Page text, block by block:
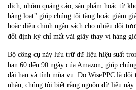
dịch, nhóm quảng cáo, sản phẩm hoặc từ
hàng loạt" giúp chúng tôi tăng hoặc giảm
hoặc điều chỉnh ngân sách cho nhiều đối
đổi định kỳ chỉ mất vài giây thay vì hàng
Bộ công cụ này lưu trữ dữ liệu hiệu suất
hạn 60 đến 90 ngày của Amazon, giúp
dài hạn và tính mùa vụ. Do WisePPC là đối
nhận, chúng tôi biết rằng nguồn dữ liệu